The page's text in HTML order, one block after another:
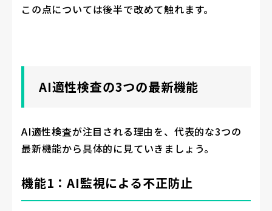
この点については後半で改めて触れます。
AI適性検査の3つの最新機能
AI適性検査が注目される理由を、代表的な3つの
最新機能から具体的に見ていきましょう。
機能1：AI監視による不正防止